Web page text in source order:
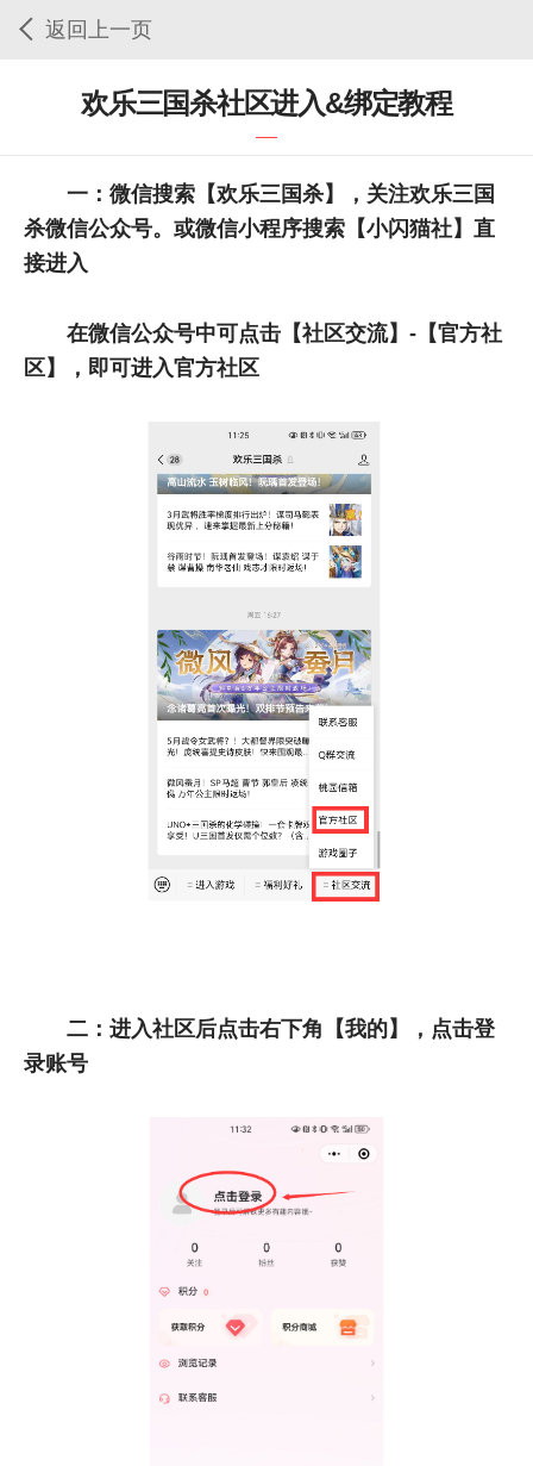
返回上一页
欢乐三国杀社区进入&绑定教程
一：微信搜索【欢乐三国杀】，关注欢乐三国
杀微信公众号。或微信小程序搜索【小闪猫社】直
接进入
在微信公众号中可点击【社区交流】-【官方社
区】，即可进入官方社区
二：进入社区后点击右下角【我的】，点击登
录账号